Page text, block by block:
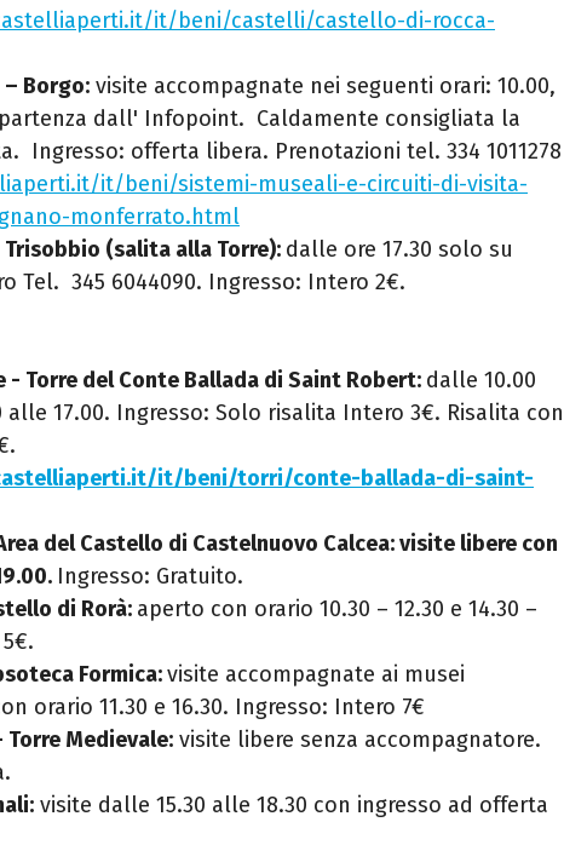
it/beni/castelli/castello-di-rocca-
Borgo: visite accompagnate nei seguenti orari: 10.00,
partenza dall' Infopoint. Caldamente consigliata la
Ingresso: offerta libera. Prenotazioni tel. 334 1011278
it/beni/sistemi-museali-e-circuiti-di-visita-
monferrato.html
(salita alla Torre): dalle ore 17.30 solo su
Tel. 345 6044090. Ingresso: Intero 2€.
- Torre del Conte Ballada di Saint Robert: dalle 10.00
alle 17.00. Ingresso: Solo risalita Intero 3€. Risalita con
it/beni/torri/conte-ballada-di-saint-
del Castello di Castelnuovo Calcea: visite libere con
Ingresso: Gratuito.
di Rorà: aperto con orario 10.30 – 12.30 e 14.30 –
Formica:visite accompagnate ai musei
orario 11.30 e 16.30. Ingresso: Intero 7€
Medievale: visite libere senza accompagnatore.
visite dalle 15.30 alle 18.30 con ingresso ad offerta